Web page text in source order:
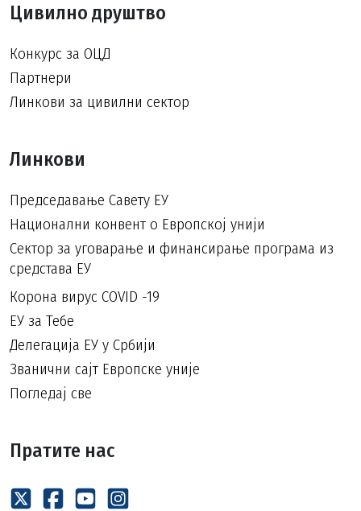
Цивилно друштво
Конкурс за ОЦД
Партнери
Линкови за цивилни сектор
Линкови
Председавање Савету ЕУ
Национални конвент о Европској унији
Сектор за уговарање и финансирање програма из
средстава ЕУ
Корона вирус COVID -19
ЕУ за Тебе
Делегација ЕУ у Србији
Званични сајт Европске уније
Погледај све
Пратите нас